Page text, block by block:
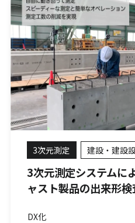
3次元測定 建設・建設
3次元測定システムに
ャスト製品の出来形検
DX化